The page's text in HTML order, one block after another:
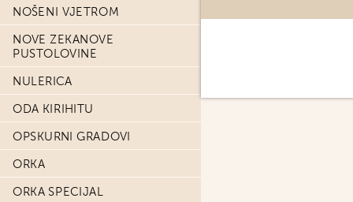
NOŠENI VJETROM
NOVE ZEKANOVE
PUSTOLOVINE
NULERICA
ODA KIRIHITU
OPSKURNI GRADOVI
ORKA
ORKA SPECIJAL